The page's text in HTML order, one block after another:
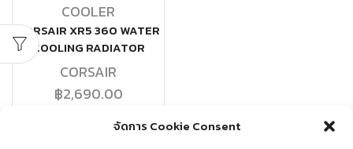
จัดการ Cookie Consent
COOLER
CORSAIR XR5 360 WATER
COOLING RADIATOR
CORSAIR
฿2,690.00
หยิบใส่ตะกร้า